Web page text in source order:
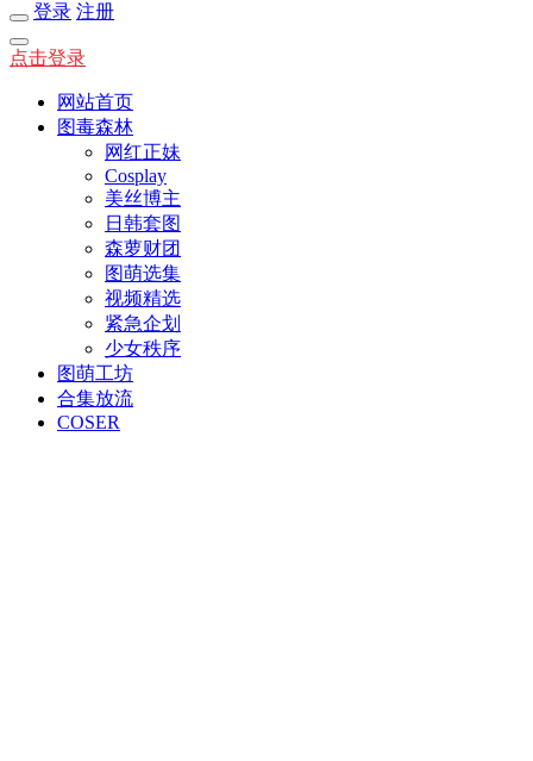
登录 注册
点击登录
网站首页
图毒森林
网红正妹
Cosplay
美丝博主
日韩套图
森萝财团
图萌选集
视频精选
紧急企划
少女秩序
图萌工坊
合集放流
COSER